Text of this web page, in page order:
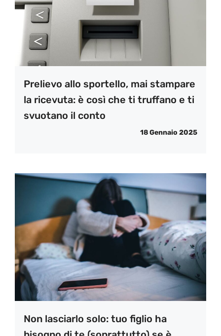
Prelievo allo sportello, mai stampare
la ricevuta: è così che ti truffano e ti
svuotano il conto
18 Gennaio 2025
Non lasciarlo solo: tuo figlio ha